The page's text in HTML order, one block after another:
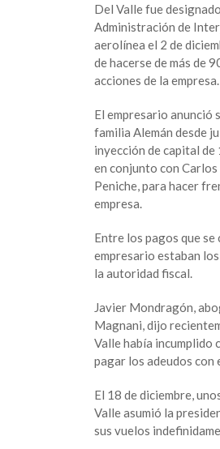
Del Valle fue
Administración de
aerolínea el 2 de
de hacerse de más de
acciones de la empresa.
El empresario anunció
familia Alemán desde
inyección de capital
en conjunto con Carlos
Peniche, para hacer
empresa.
Entre los pagos que
empresario estaban
la autoridad fiscal.
Javier Mondragón,
Magnani, dijo
Valle había incumplido
pagar los adeudos con
El 18 de diciembre,
Valle asumió la
sus vuelos